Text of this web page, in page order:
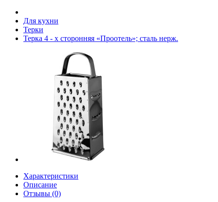
Для кухни
Терки
Терка 4 - х сторонняя «Проотель»; сталь нерж.
Характеристики
Описание
Отзывы (0)